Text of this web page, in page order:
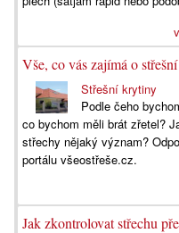
Vše, co vás zajímá o
Střešní krytiny
Podle čeho
co bychom měli brát zřetel?
střechy nějaký význam?
portálu všeostřeše.cz.
Jak zkontrolovat střechu